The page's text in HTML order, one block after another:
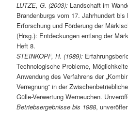
LUTZE, G. (2003): Landschaft im
Brandenburgs vom 17. Jahrhundert
Erforschung und Förderung der
(Hrsg.): Entdeckungen entlang der
Heft 8.
STEINKOPF, H. (1989):
Technologische Probleme,
Anwendung des Verfahrens der
Verregnung“ in der
Gülle-Verwertung Werneuchen.
Betriebsergebnisse bis 1988,